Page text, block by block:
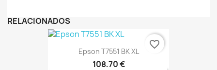
RELACIONADOS
Epson T7551 BK XL
108,70 €
favorite_border